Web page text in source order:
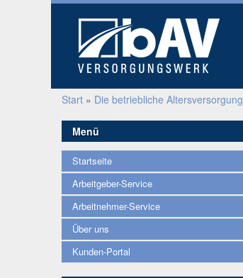
Start » Die betriebliche Altersversorgung
Menü
Startseite
Arbeitgeber-Service
Arbeitnehmer-Service
Über uns
Kunden-Portal